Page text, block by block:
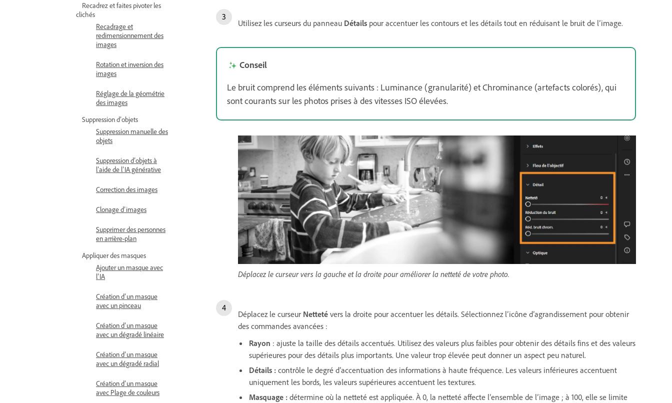
Recadrez et faites pivoter les
clichés
Recadrage et
redimensionnement des
images
Rotation et inversion des
images
Réglage de la géométrie
des images
Suppression d’objets
Suppression manuelle des
objets
Suppression d’objets à
l’aide de l’IA générative
Correction des images
Clonage d’images
Supprimer des personnes
en arrière-plan
Appliquer des masques
Ajouter un masque avec
l’IA
Création d’un masque
avec un pinceau
Création d’un masque
avec un dégradé linéaire
Création d’un masque
avec un dégradé radial
Création d’un masque
avec Plage de couleurs
Utilisez les curseurs du panneau Détails pour accentuer les contours et les détails tout en réduisant le bruit de l’image.
Conseil
Le bruit comprend les éléments suivants : Luminance (granularité) et Chrominance (artefacts colorés), qui
sont courants sur les photos prises à des vitesses ISO élevées.
Déplacez le curseur vers la gauche et la droite pour améliorer la netteté de votre photo.
Déplacez le curseur Netteté vers la droite pour accentuer les détails. Sélectionnez l’icône d’agrandissement pour obtenir
des commandes avancées :
Rayon : ajuste la taille des détails accentués. Utilisez des valeurs plus faibles pour obtenir des détails fins et des valeurs
supérieures pour des détails plus importants. Une valeur trop élevée peut donner un aspect peu naturel.
Détails : contrôle le degré d’accentuation des informations à haute fréquence. Les valeurs inférieures accentuent
uniquement les bords, les valeurs supérieures accentuent les textures.
Masquage : détermine où la netteté est appliquée. À 0, la netteté affecte l’ensemble de l’image ; à 100, elle se limite